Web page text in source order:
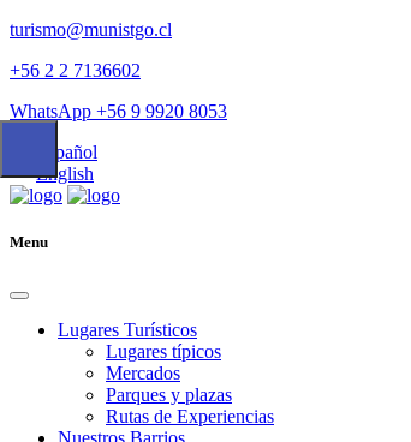
turismo@munistgo.cl
+56 2 2 7136602
WhatsApp +56 9 9920 8053
Español
English
Menu
Lugares Turísticos
Lugares tí­picos
Mercados
Parques y plazas
Rutas de Experiencias